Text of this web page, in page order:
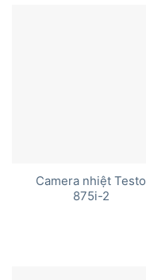
Camera nhiệt Testo
875i-2